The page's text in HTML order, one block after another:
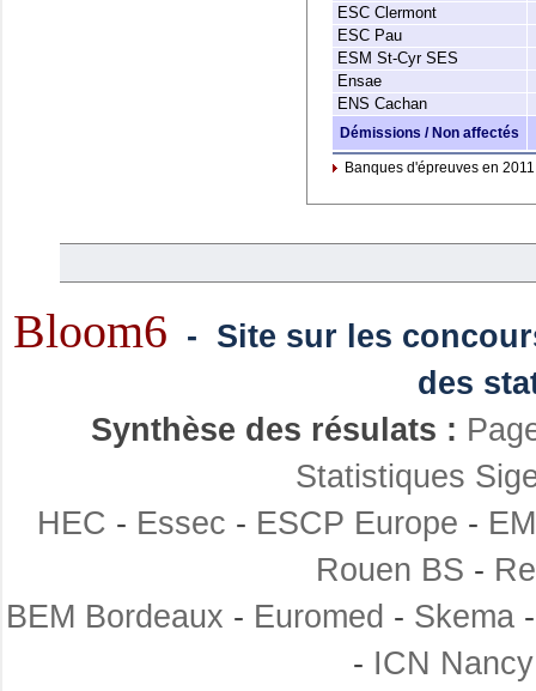
ESC Clermont
ESC Pau
ESM St-Cyr SES
Ensae
ENS Cachan
Démissions / Non affectés
Banques d'épreuves en 2011
Bloom6 - Site sur les
des
Synthèse des résulats :
Statistiques
HEC - Essec - ESCP Europe -
Rouen BS -
BEM Bordeaux - Euromed - Skema
- ICN Nancy